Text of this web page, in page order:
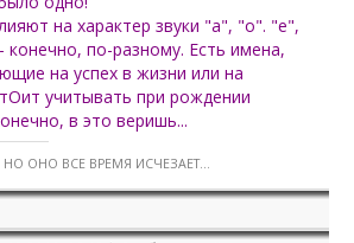
на характер звуки "а", "о". "е",
по-разному. Есть имена,
на успех в жизни или на
учитывать при рождении
в это веришь...
ОНО ВСЕ ВРЕМЯ ИСЧЕЗАЕТ...